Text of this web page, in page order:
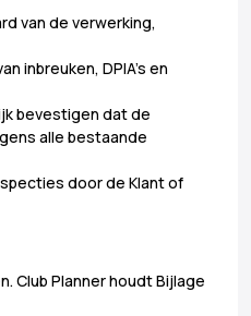
van de verwerking,
inbreuken, DPIA's en
bevestigen dat de
alle bestaande
door de Klant of
Club Planner houdt Bijlage